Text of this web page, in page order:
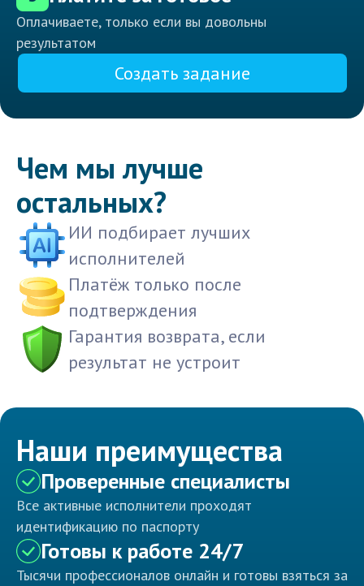
Оплачиваете, только если вы довольны
результатом
Создать задание
Чем мы лучше
остальных?
ИИ подбирает лучших
исполнителей
Платёж только после
подтверждения
Гарантия возврата, если
результат не устроит
Наши преимущества
Проверенные специалисты
Все активные исполнители проходят
идентификацию по паспорту
Готовы к работе 24/7
Тысячи профессионалов онлайн и готовы взяться за